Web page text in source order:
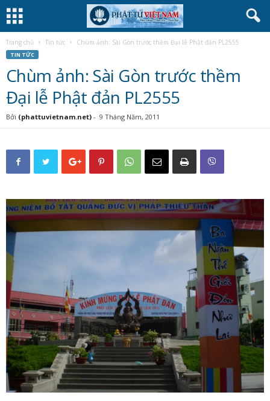
Trang chủ Tin tức Chùm ảnh: Sài Gòn trước thềm Đại lễ Phật đản PL2555
TIN TỨC
Chùm ảnh: Sài Gòn trước thềm
Đại lễ Phật đản PL2555
Bởi (phattuvietnam.net) - 9 Tháng Năm, 2011